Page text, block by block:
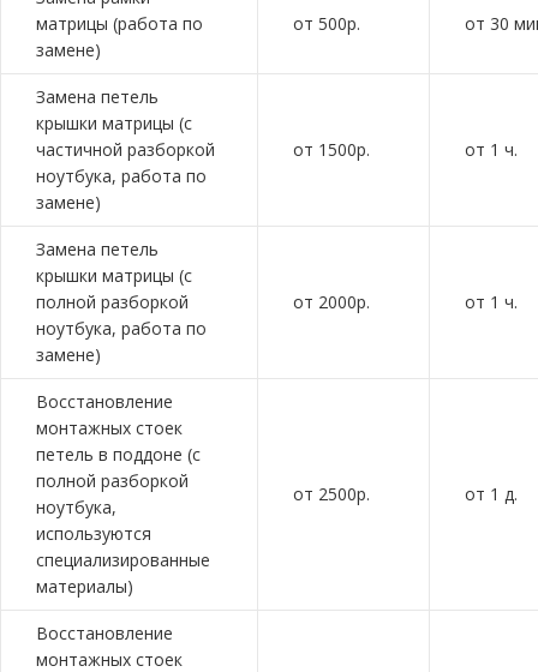
матрицы (работа по
замене)
от 500р. от 30
Замена петель
крышки матрицы (с
частичной разборкой
ноутбука, работа по
замене)
от 1500р. от 1 ч.
Замена петель
крышки матрицы (с
полной разборкой
ноутбука, работа по
замене)
от 2000р. от 1 ч.
Восстановление
монтажных стоек
петель в поддоне (с
полной разборкой
ноутбука,
используются
специализированные
материалы)
от 2500р. от 1 д.
Восстановление
монтажных стоек